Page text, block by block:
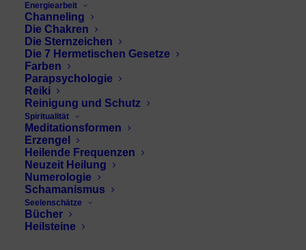
Energiearbeit
Channeling
Die Chakren
Die Sternzeichen
Die 7 Hermetischen Gesetze
Farben
Parapsychologie
Reiki
Reinigung und Schutz
Spiritualität
Meditationsformen
Erzengel
Heilende Frequenzen
Neuzeit Heilung
Numerologie
Schamanismus
Seelenschätze
Bücher
Heilsteine
Sadhguru Yoga Tod